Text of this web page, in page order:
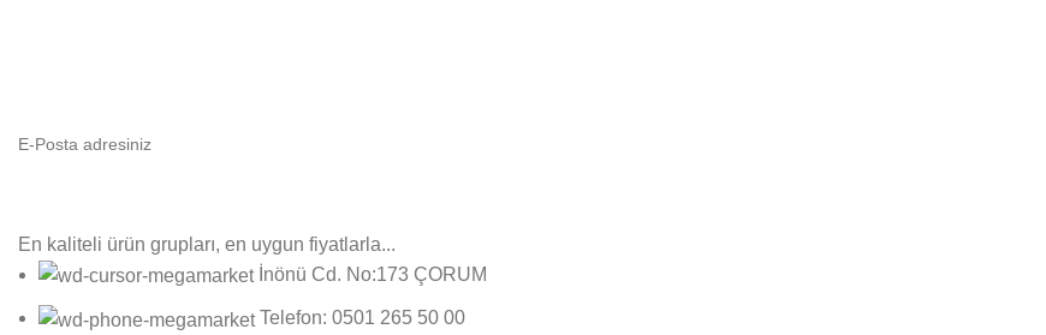
En kaliteli ürün grupları, en uygun fiyatlarla...
İnönü Cd. No:173 ÇORUM
Telefon: 0501 265 50 00